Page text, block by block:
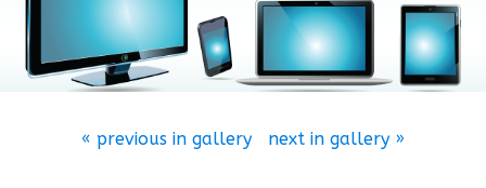
« previous in gallery next in gallery »